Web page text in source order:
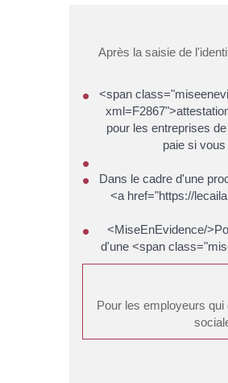
Après la saisie de
<span
pour les entreprises
paie si
Dans le cadre d'une
<a href="https://
<MiseEnEvidence/
d'une <span
Pour les employeurs